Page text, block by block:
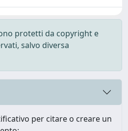
protetti da copyright e
salvo diversa
per citare o creare un